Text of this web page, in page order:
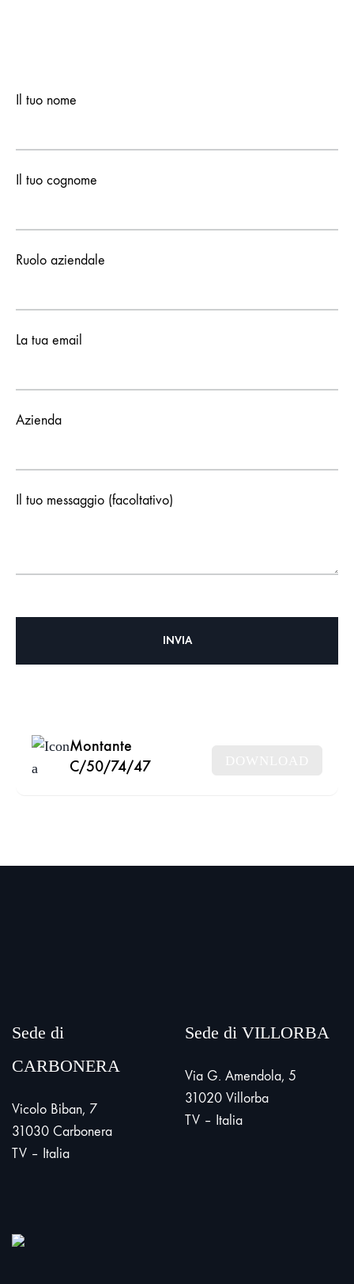
Il tuo nome
Il tuo cognome
Ruolo aziendale
La tua email
Azienda
Il tuo messaggio (facoltativo)
Montante
C/50/74/47
Sede di
CARBONERA
Vicolo Biban, 7
31030 Carbonera
TV – Italia
Sede di VILLORBA
Via G. Amendola, 5
31020 Villorba
TV – Italia